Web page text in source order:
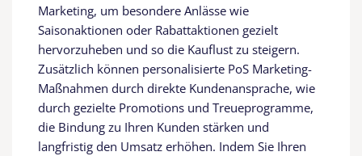
Marketing, um besondere Anlässe wie
Saisonaktionen oder Rabattaktionen gezielt
hervorzuheben und so die Kauflust zu steigern.
Zusätzlich können personalisierte PoS Marketing-
Maßnahmen durch direkte Kundenansprache, wie
durch gezielte Promotions und Treueprogramme,
die Bindung zu Ihren Kunden stärken und
langfristig den Umsatz erhöhen. Indem Sie Ihren